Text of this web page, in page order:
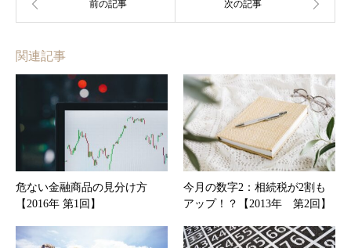
関連記事
危ない金融商品の見分け方
【2016年 第1回】
今月の数字2：相続税が2割も
アップ！？【2013年 第2回】